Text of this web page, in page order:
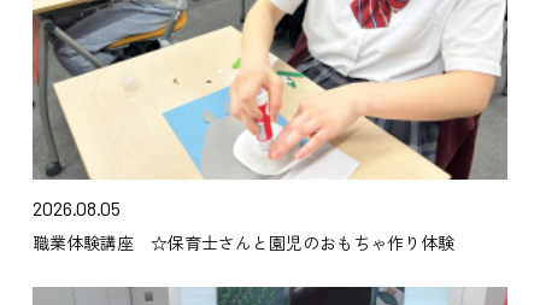
2026.08.05
職業体験講座 ☆保育士さんと園児のおもちゃ作り体験